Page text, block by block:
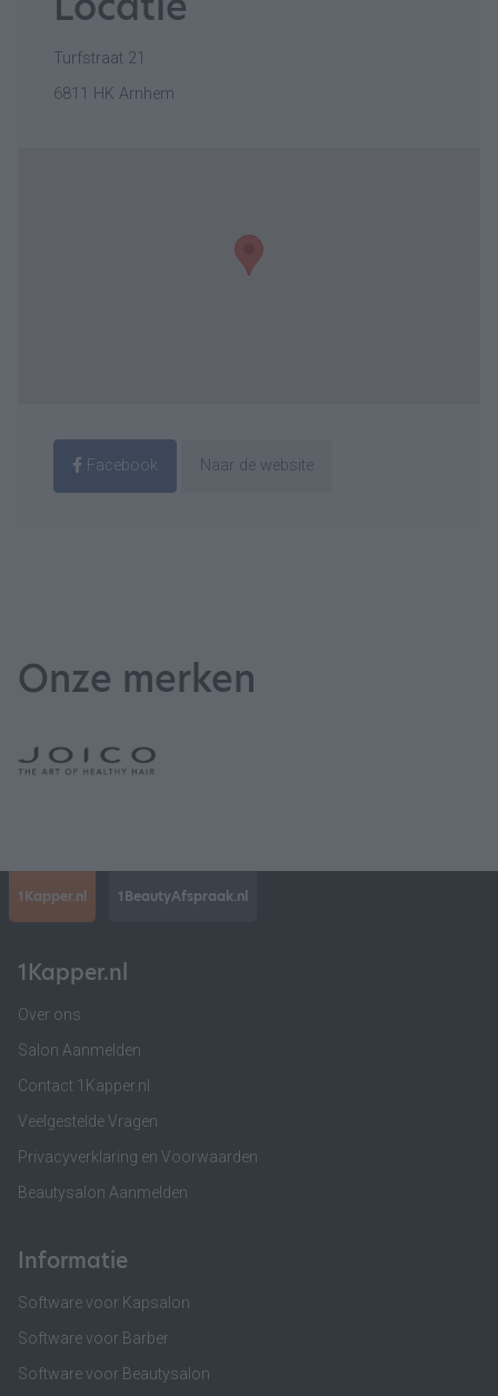
Turfstraat 21
6811 HK Arnhem
Facebook Naar de website
Onze merken
1Kapper.nl 1BeautyAfspraak.nl
1Kapper.nl
Over ons
Salon Aanmelden
Contact 1Kapper.nl
Veelgestelde Vragen
Privacyverklaring en Voorwaarden
Beautysalon Aanmelden
Informatie
Software voor Kapsalon
Software voor Barber
Software voor Beautysalon